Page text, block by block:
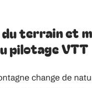
du terrain et
pilotage VTT
change de